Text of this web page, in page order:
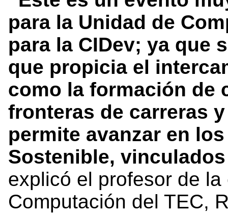
para la Unidad de
para la CIDev; ya que
que propicia el
como la formación de
fronteras de carreras
permite avanzar en
Sostenible,
explicó el profesor de
Computación del TEC,